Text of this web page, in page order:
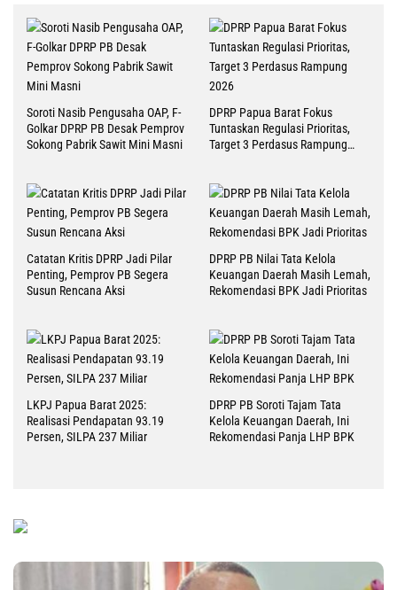
Soroti Nasib Pengusaha OAP, F-
Golkar DPRP PB Desak Pemprov
Sokong Pabrik Sawit Mini Masni
DPRP Papua Barat Fokus
Tuntaskan Regulasi Prioritas,
Target 3 Perdasus Rampung
Catatan Kritis DPRP Jadi Pilar
Penting, Pemprov PB Segera
Susun Rencana Aksi
DPRP PB Nilai Tata Kelola
Keuangan Daerah Masih Lemah,
Rekomendasi BPK Jadi Prioritas
LKPJ Papua Barat 2025:
Realisasi Pendapatan 93.19
Persen, SILPA 237 Miliar
DPRP PB Soroti Tajam Tata
Kelola Keuangan Daerah, Ini
Rekomendasi Panja LHP BPK